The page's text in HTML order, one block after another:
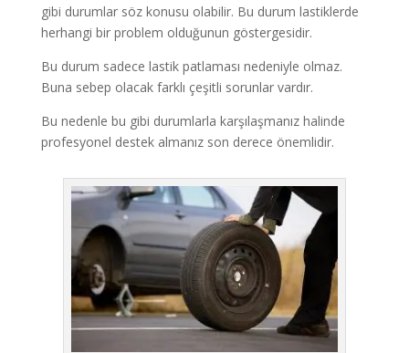
gibi durumlar söz konusu olabilir. Bu durum lastiklerde
herhangi bir problem olduğunun göstergesidir.
Bu durum sadece lastik patlaması nedeniyle olmaz.
Buna sebep olacak farklı çeşitli sorunlar vardır.
Bu nedenle bu gibi durumlarla karşılaşmanız halinde
profesyonel destek almanız son derece önemlidir.